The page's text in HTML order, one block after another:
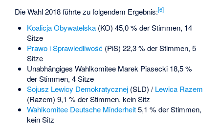
Die Wahl 2018 führte zu folgendem Ergebnis:[6]
Koalicja Obywatelska(KO) 45,0 % der Stimmen, 14
Sitze
Prawo i Sprawiedliwość(PiS) 22,3 % der Stimmen, 5
Sitze
Unabhängiges Wahlkomitee Marek Piasecki 18,5 %
der Stimmen, 4 Sitze
Sojusz Lewicy Demokratycznej(SLD) /Lewica Razem
(Razem) 9,1 % der Stimmen, kein Sitz
Wahlkomitee Deutsche Minderheit5,1 % der Stimmen,
kein Sitz